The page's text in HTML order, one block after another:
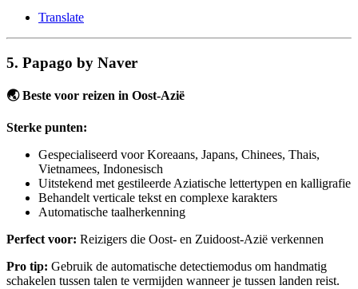
Translate
5. Papago by Naver
🌏 Beste voor reizen in Oost-Azië
Sterke punten:
Gespecialiseerd voor Koreaans, Japans, Chinees, Thais,
Vietnamees, Indonesisch
Uitstekend met gestileerde Aziatische lettertypen en kalligrafie
Behandelt verticale tekst en complexe karakters
Automatische taalherkenning
Perfect voor: Reizigers die Oost- en Zuidoost-Azië verkennen
Pro tip: Gebruik de automatische detectiemodus om handmatig
schakelen tussen talen te vermijden wanneer je tussen landen reist.